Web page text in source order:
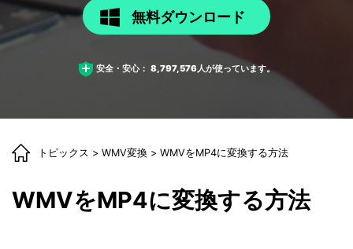
無料ダウンロード
安全・安心： 8,797,576人が使っています。
トピックス > WMV変換 > WMVをMP4に変換する方法
WMVをMP4に変換する方法